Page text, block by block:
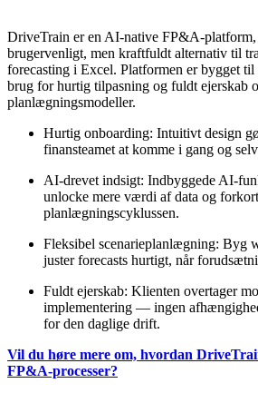
DriveTrain er en AI-native FP&A-platform,
brugervenligt, men kraftfuldt alternativ til
forecasting i Excel. Platformen er bygget til
brug for hurtig tilpasning og fuldt ejerskab
planlægningsmodeller.
Hurtig onboarding: Intuitivt design
finansteamet at komme i gang og
AI-drevet indsigt: Indbyggede AI-
unlocke mere værdi af data og
planlægningscyklussen.
Fleksibel scenarieplanlægning: Byg
juster forecasts hurtigt, når
Fuldt ejerskab: Klienten overtager
implementering — ingen
for den daglige drift.
Vil du høre mere om, hvordan
FP&A-processer?